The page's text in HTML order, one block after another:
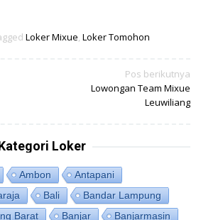
Loker Mixue, Loker Tomohon
Pos berikutnya
Lowongan Team Mixue
Leuwiliang
Loker
Ambon
Antapani
Bali
Bandar Lampung
Barat Banjar
Banjarmasin